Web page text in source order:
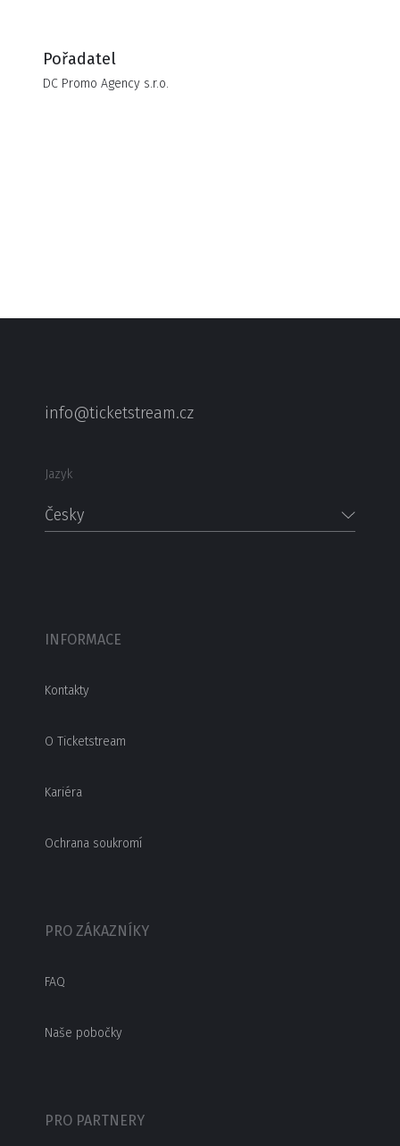
MUDr. Martin Jan Stránský, M.D, FACP
PharmDr. Margit Slimáková
Pořadatel
DC Promo Agency s.r.o.
info@ticketstream.cz
Jazyk
Česky
INFORMACE
Kontakty
O Ticketstream
Kariéra
Ochrana soukromí
PRO ZÁKAZNÍKY
FAQ
Naše pobočky
PRO PARTNERY